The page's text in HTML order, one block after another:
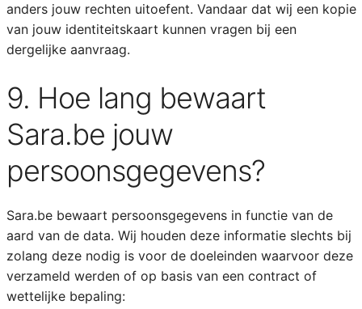
anders jouw rechten uitoefent. Vandaar dat wij een kopie
van jouw identiteitskaart kunnen vragen bij een
dergelijke aanvraag.
9. Hoe lang bewaart
Sara.be jouw
persoonsgegevens?
Sara.be bewaart persoonsgegevens in functie van de
aard van de data. Wij houden deze informatie slechts bij
zolang deze nodig is voor de doeleinden waarvoor deze
verzameld werden of op basis van een contract of
wettelijke bepaling: